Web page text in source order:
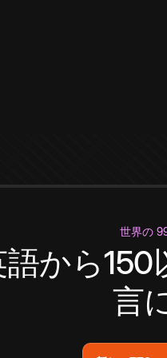
世界の
から150
言